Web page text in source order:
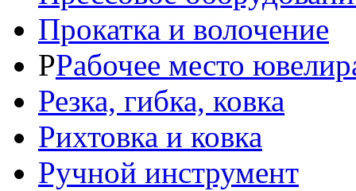
Прокатка и волочение
РРабочее место
Резка, гибка, ковка
Рихтовка и ковка
Ручной инструмент